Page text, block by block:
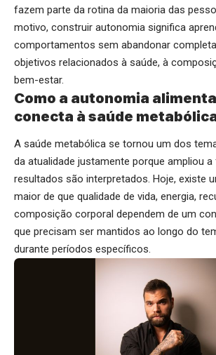
fazem parte da rotina da maioria das
motivo, construir autonomia significa
comportamentos sem abandonar
objetivos relacionados à saúde, à
bem-estar.
Como a autonomia
conecta à saúde
A saúde metabólica se tornou um dos
da atualidade justamente porque ampliou
resultados são interpretados. Hoje, existe
maior de que qualidade de vida, energia,
composição corporal dependem de um
que precisam ser mantidos ao longo do
durante períodos específicos.